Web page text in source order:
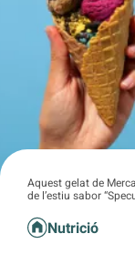
Aquest gelat de
de l’estiu sabor
Nutrició